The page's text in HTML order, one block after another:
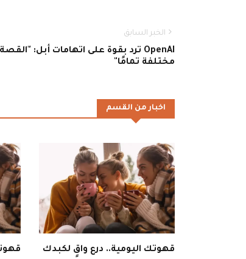
الخبر السابق
OpenAI ترد بقوة على اتهامات أبل: "القصة
مختلفة تمامًا"
اخبار من القسم
قهوتك اليومية.. درع واقٍ لكبدك